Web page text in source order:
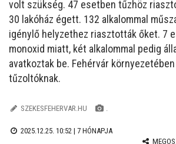
volt szükség. 47 esetben tűzhöz
30 lakóház égett. 132 alkalommal
igénylő helyzethez riasztották őket. 7
monoxid miatt, két alkalommal pedig
avatkoztak be. Fehérvár
tűzoltóknak.
SZEKESFEHERVAR.HU .
2025.12.25. 10:52 | 7 HÓNAPJA